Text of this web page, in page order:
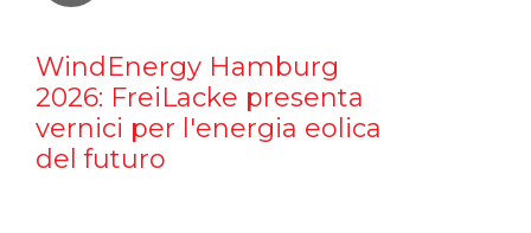
WindEnergy Hamburg
2026: FreiLacke presenta
vernici per l'energia eolica
del futuro